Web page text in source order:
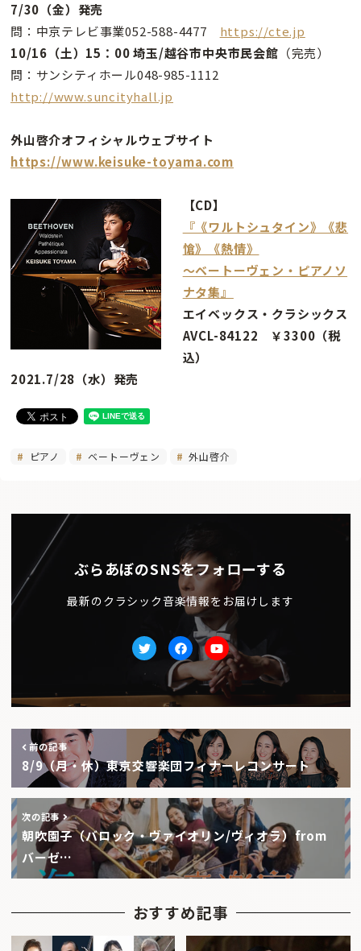
7/30（金）発売
問：中京テレビ事業052-588-4477 https://cte.jp
10/16（土）15：00 埼玉/越谷市中央市民会館 （完売）
問：サンシティホール048-985-1112
http://www.suncityhall.jp
外山啓介オフィシャルウェブサイト
https://www.keisuke-toyama.com
【CD】
『《ワルトシュタイン》《悲
愴》《熱情》
〜ベートーヴェン・ピアノソ
ナタ集』
エイベックス・クラシックス
AVCL-84122 ￥3300（税
込）
2021.7/28（水）発売
ピアノ ベートーヴェン 外山啓介
ぶらあぼのSNSをフォローする
最新のクラシック音楽情報をお届けします
TwitterfacebookYoutube
前の記事
8/9（月・休）東京交響楽団フィナーレコンサート
次の記事
朝吹園子（バロック・ヴァイオリン/ヴィオラ）from
バーゼ…
おすすめ記事